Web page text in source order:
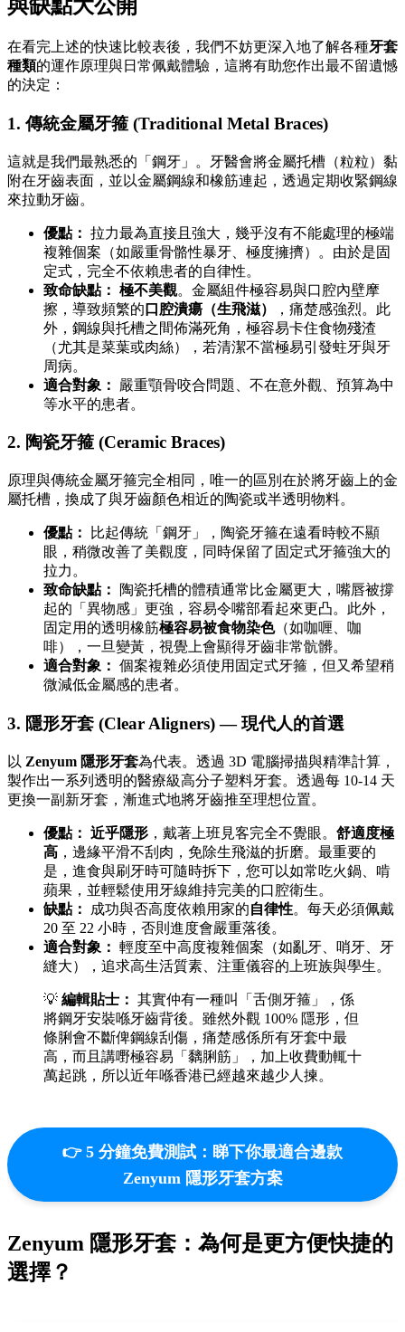
與缺點大公開
在看完上述的快速比較表後，我們不妨更深入地了解各種牙套
種類的運作原理與日常佩戴體驗，這將有助您作出最不留遺憾
的決定：
1. 傳統金屬牙箍 (Traditional Metal Braces)
這就是我們最熟悉的「鋼牙」。牙醫會將金屬托槽（粒粒）黏
附在牙齒表面，並以金屬鋼線和橡筋連起，透過定期收緊鋼線
來拉動牙齒。
優點： 拉力最為直接且強大，幾乎沒有不能處理的極端
複雜個案（如嚴重骨骼性暴牙、極度擁擠）。由於是固
定式，完全不依賴患者的自律性。
致命缺點： 極不美觀。金屬組件極容易與口腔內壁摩
擦，導致頻繁的 口腔潰瘍（生飛滋）
，痛楚感強烈。此
外，鋼線與托槽之間佈滿死角，極容易卡住食物殘渣
（尤其是菜葉或肉絲），若清潔不當極易引發蛀牙與牙
周病。
適合對象：
嚴重顎骨咬合問題、不在意外觀、預算為中
等水平的患者。
2. 陶瓷牙箍 (Ceramic Braces)
原理與傳統金屬牙箍完全相同，唯一的區別在於將牙齒上的金
屬托槽，換成了與牙齒顏色相近的陶瓷或半透明物料。
優點：
比起傳統「鋼牙」，陶瓷牙箍在遠看時較不顯
眼，稍微改善了美觀度，同時保留了固定式牙箍強大的
拉力。
致命缺點：
陶瓷托槽的體積通常比金屬更大，嘴唇被撐
起的「異物感」更強，容易令嘴部看起來更凸。此外，
固定用的透明橡筋極容易被食物染色（如咖喱、咖
啡），一旦變黃，視覺上會顯得牙齒非常骯髒。
適合對象： 個案複雜必須使用固定式牙箍，但又希望稍
微減低金屬感的患者。
3. 隱形牙套 (Clear Aligners) — 現代人的首選
以 Zenyum 隱形牙套為代表。透過 3D 電腦掃描與精準計算，
製作出一系列透明的醫療級高分子塑料牙套。透過每 10-14 天
更換一副新牙套，漸進式地將牙齒推至理想位置。
優點： 近乎隱形 ，戴著上班見客完全不覺眼。 舒適度極
高 ，邊緣平滑不刮肉，免除生飛滋的折磨。最重要的
是，進食與刷牙時可隨時拆下，您可以如常吃火鍋、啃
蘋果，並輕鬆使用牙線維持完美的口腔衛生。
缺點：
成功與否高度依賴用家的自律性。每天必須佩戴
20 至 22 小時，否則進度會嚴重落後。
適合對象： 輕度至中高度複雜個案（如亂牙、哨牙、牙
縫大），追求高生活質素、注重儀容的上班族與學生。
💡 編輯貼士： 其實仲有一種叫「舌側牙箍」，係
將鋼牙安裝喺牙齒背後。雖然外觀 100% 隱形，但
條脷會不斷俾鋼線刮傷，痛楚感係所有牙套中最
高，而且講嘢極容易「黐脷筋」，加上收費動輒十
萬起跳，所以近年喺香港已經越來越少人揀。
👉 5 分鐘免費測試：睇下你最適合邊款
Zenyum 隱形牙套方案
Zenyum 隱形牙套：為何是更方便快捷的
選擇？